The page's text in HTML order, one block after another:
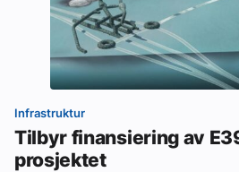
Infrastruktur
Tilbyr finansiering av
prosjektet